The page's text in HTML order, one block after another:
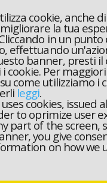
cookie, anche
la tua
in un punto
effettuando
banner, presti il
cookie. Per maggiori
come utilizziamo i
leggi.
cookies, issued
to oprimize user
part of the screen,
you give
on how we